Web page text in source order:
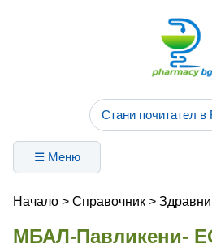
Стани почитател в
☰ Меню
Начало > Справочник >
МБАЛ-Павликени-